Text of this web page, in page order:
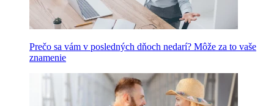
Prečo sa vám v posledných dňoch nedarí? Môže za to vaše
znamenie